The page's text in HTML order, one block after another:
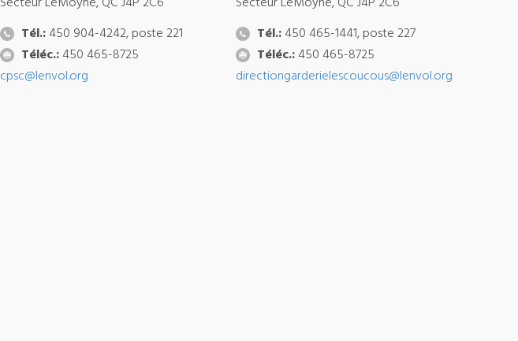
Tél.: 450 904-4242, poste 221
Téléc.: 450 465-8725
cpsc@lenvol.org
Tél.:450 465-1441, poste 227
Téléc.:450 465-8725
directiongarderielescoucous@lenvol.org